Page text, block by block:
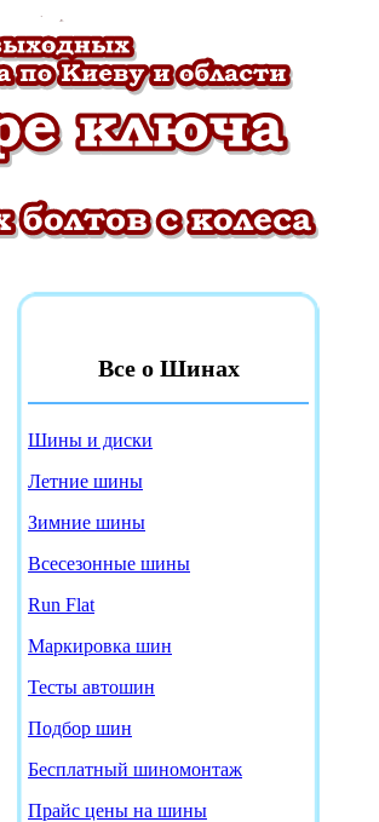
Все о Шинах
Шины и диски
Летние шины
Зимние шины
Всесезонные шины
Run Flat
Маркировка шин
Тесты автошин
Подбор шин
Бесплатный шиномонтаж
Прайс цены на шины